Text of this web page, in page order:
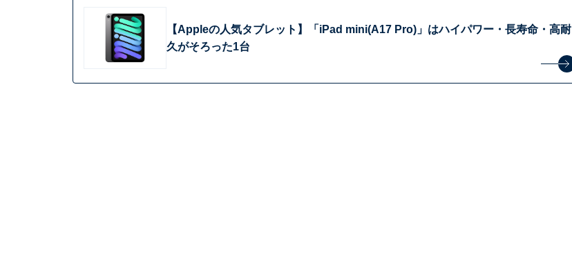
【Appleの人気タブレット】「iPad mini(A17 Pro)」はハイパワー・長寿命・高耐
久がそろった1台